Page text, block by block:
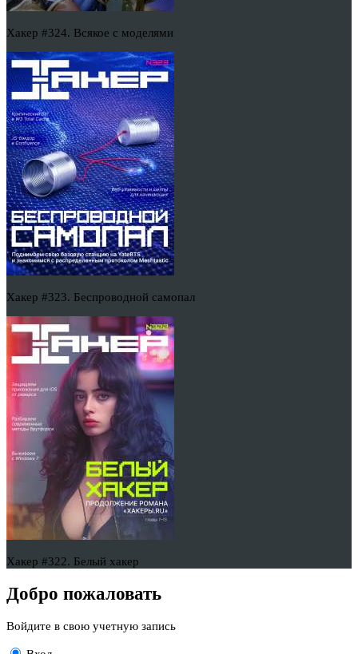
Хакер #324. Всякое с моделями
Хакер #323. Беспроводной самопал
Хакер #322. Белый хакер
Добро пожаловать
Войдите в свою учетную запись